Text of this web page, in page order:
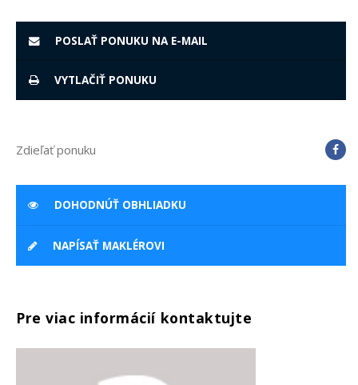
POSLAŤ PONUKU NA E-MAIL
VYTLAČIŤ PONUKU
Zdieľať ponuku
DOHODNÚŤ OBHLIADKU
NAPÍSAŤ MAKLÉROVI
Pre viac informácií kontaktujte